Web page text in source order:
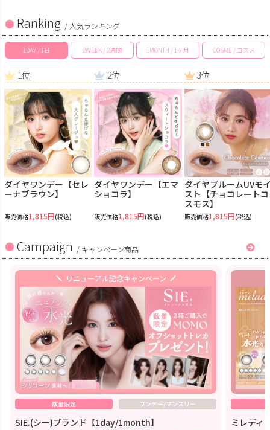
Ranking / 人気ランキング
1DAY / 1日 2WEEK / 2週間 1MONTH / 1ヶ月 COSME / コスメ
1位
ダイヤワンデー【セレ
ーナブラウン】
販売価格1,815円(税込)
2位
ダイヤワンデー【エマ
ショコラ】
販売価格1,815円(税込)
3位
ダイヤブルームUVモ
スト【チョコレートコ
スモス】
販売価格1,815円(税込)
Campaign / キャンペーン商品
リニューアル記念キャンペーン
数量限定 ワンデー/マンスリー
SIE.(シー)ブランド【1day/1month】 ミレディ